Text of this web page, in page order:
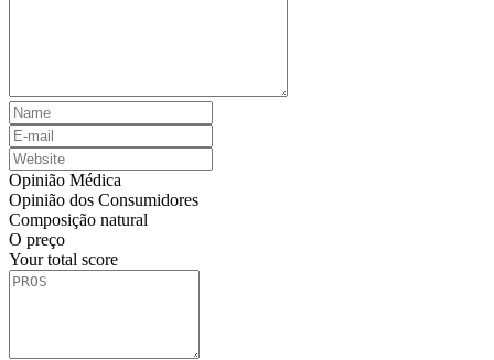
Opinião Médica
Opinião dos Consumidores
Composição natural
O preço
Your total score